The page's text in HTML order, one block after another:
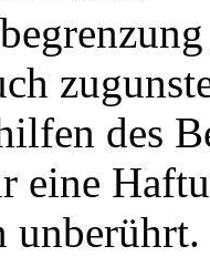
des
eine
unberührt.